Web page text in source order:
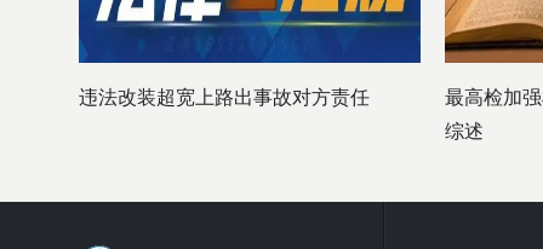
违法改装超宽上路出事故对方责任
最高检加
综述